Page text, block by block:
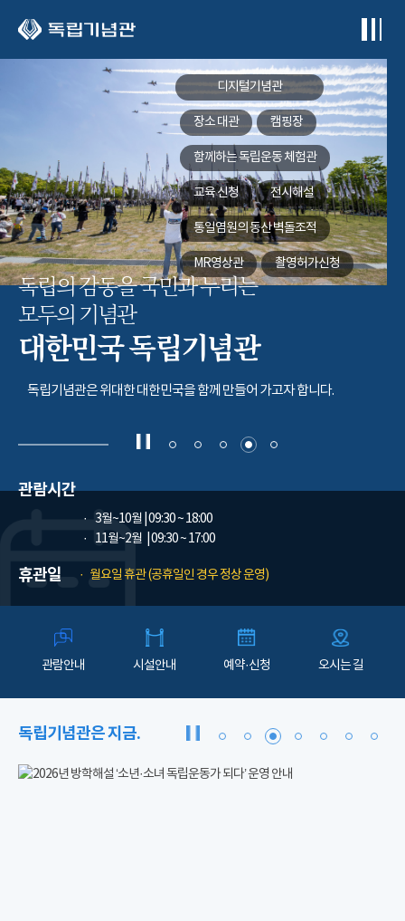
디지털기념관
장소 대관 캠핑장
함께하는독립운동 체험관
교육 신청 전시해설
통일염원의 동산벽돌조적
MR영상관 촬영허가신청
독립의 감동을 국민과 누리는
모두의 기념관
대한민국 독립기념관
독립기념관은 위대한 대한민국을 함께 만들어 가고자 합니다.
관람시간
3월~10월 | 09:30 ~ 18:00
11월~2월
| 09:30 ~ 17:00
휴관일 월요일 휴관 (공휴일인 경우 정상 운영)
관람안내 시설안내 예약·신청 오시는 길
독립기념관은 지금.